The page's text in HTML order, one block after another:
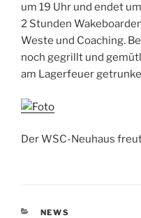
um 19 Uhr und endet
2 Stunden
Weste und Coaching.
noch gegrillt und
am Lagerfeuer
Der WSC-Neuhaus
KATEGORIEN
NEWS